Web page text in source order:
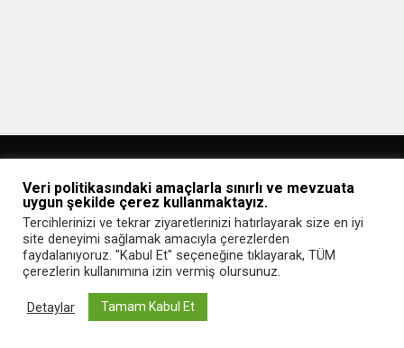
Ana Sayfa Gizlilik Politikası İletişim
Veri politikasındaki amaçlarla sınırlı ve mevzuata
uygun şekilde çerez kullanmaktayız.
Tercihlerinizi ve tekrar ziyaretlerinizi hatırlayarak size en iyi
site deneyimi sağlamak amacıyla çerezlerden
faydalanıyoruz. "Kabul Et" seçeneğine tıklayarak, TÜM
çerezlerin kullanımına izin vermiş olursunuz.
Detaylar Tamam Kabul Et